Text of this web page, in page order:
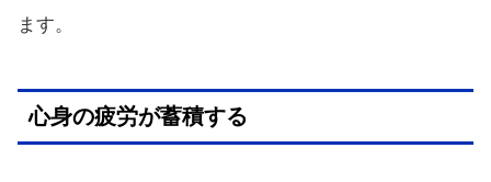
ます。
心身の疲労が蓄積する